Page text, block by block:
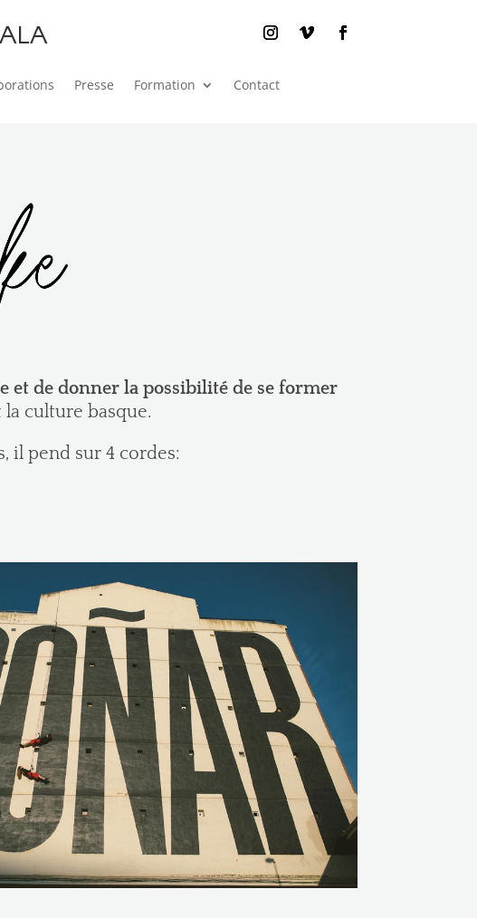
Presse Formation Contact
et de donner la possibilité de se former
culture basque.
il pend sur 4 cordes: